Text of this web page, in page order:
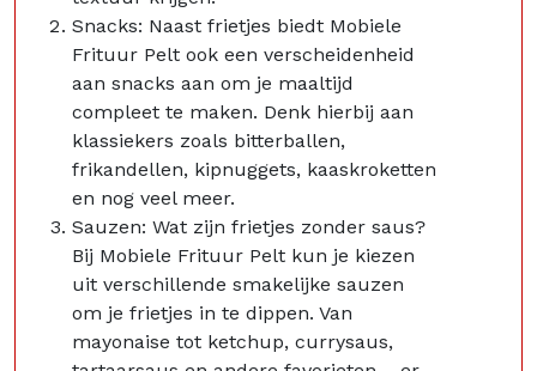
Snacks: Naast frietjes biedt Mobiele
Frituur Pelt ook een verscheidenheid
aan snacks aan om je maaltijd
compleet te maken. Denk hierbij aan
klassiekers zoals bitterballen,
frikandellen, kipnuggets, kaaskroketten
en nog veel meer.
Sauzen: Wat zijn frietjes zonder saus?
Bij Mobiele Frituur Pelt kun je kiezen
uit verschillende smakelijke sauzen
om je frietjes in te dippen. Van
mayonaise tot ketchup, currysaus,